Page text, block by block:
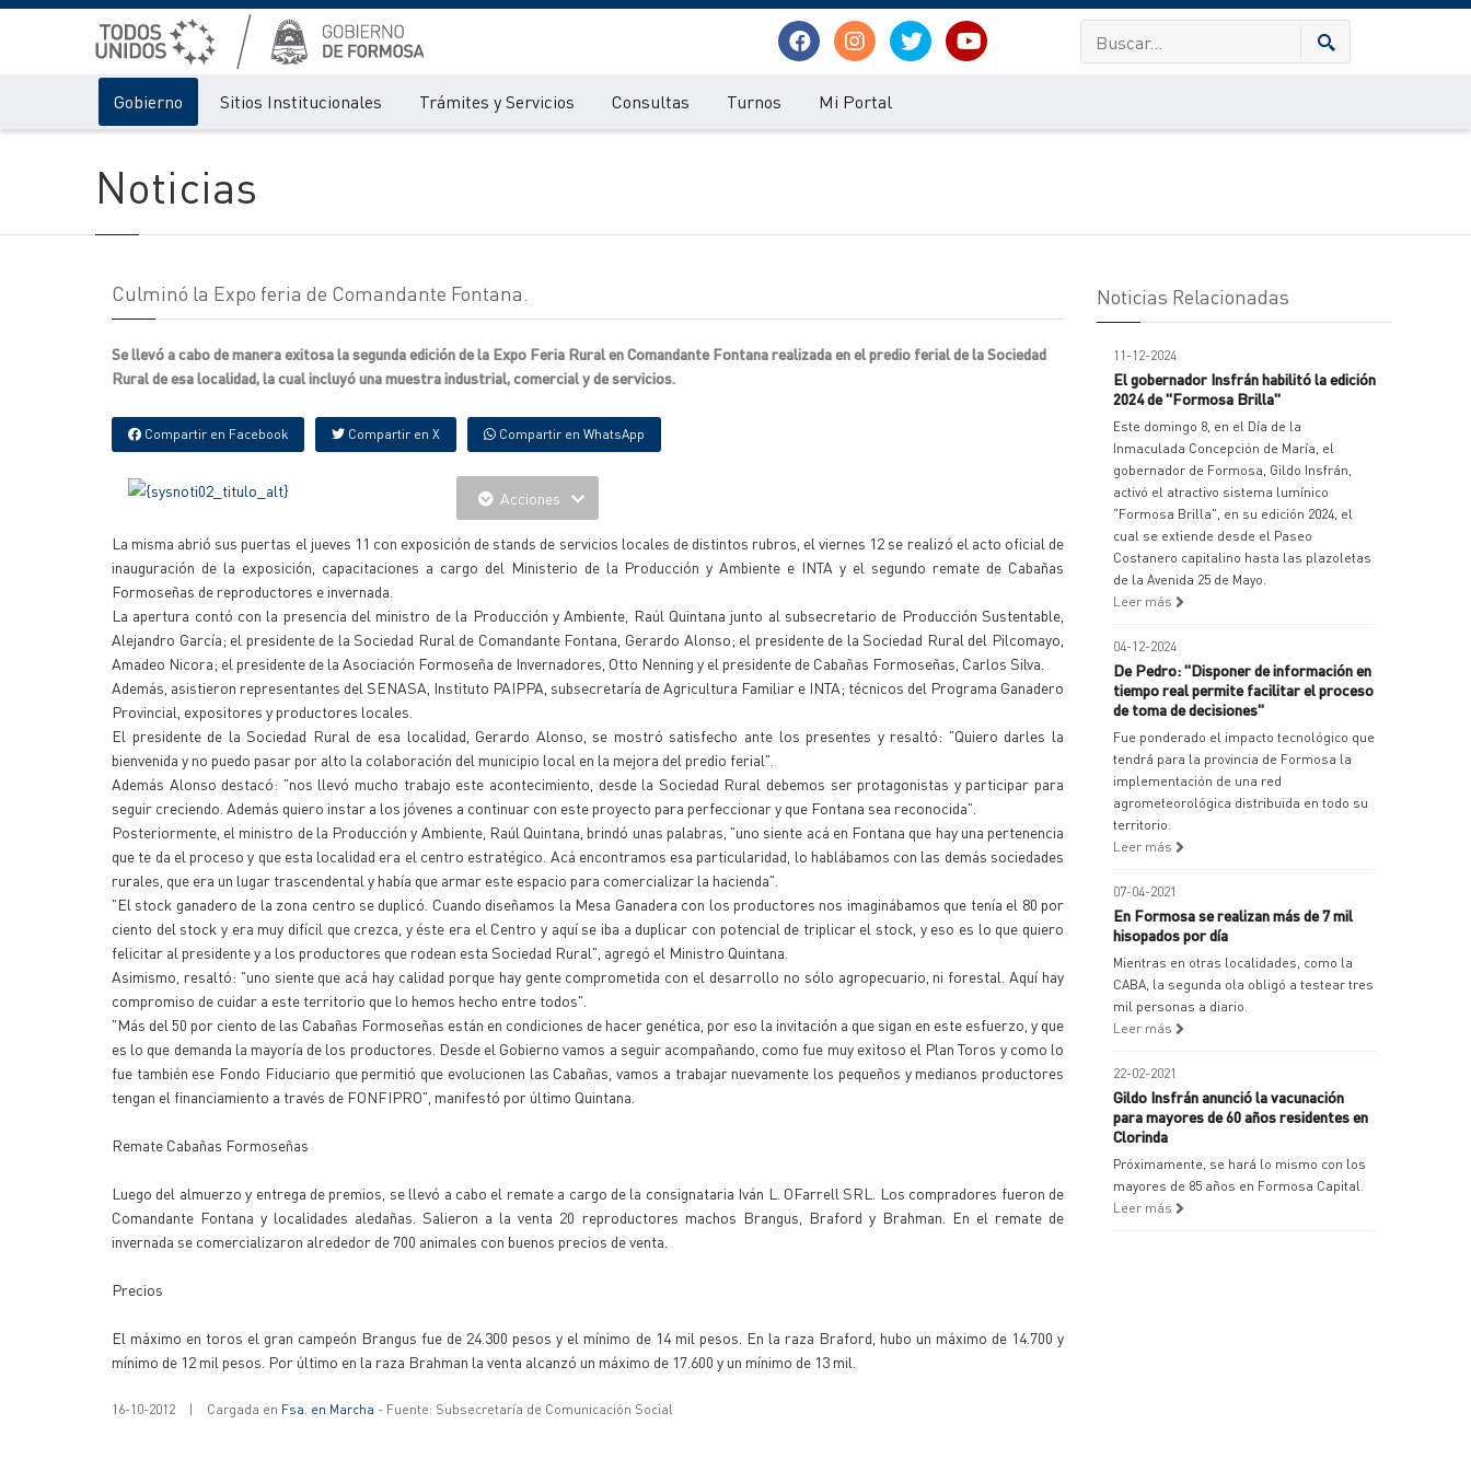
Gobierno Sitios Institucionales Trámites y Servicios Consultas Turnos Mi Portal
Noticias
Culminó la Expo feria de Comandante Fontana.
Se llevó a cabo de manera exitosa la segunda edición de la Expo Feria Rural en Comandante Fontana realizada en el predio ferial de la Sociedad
Rural de esa localidad, la cual incluyó una muestra industrial, comercial y de servicios.
Compartir en Facebook Compartir en X Compartir en WhatsApp
Acciones
La misma abrió sus puertas el jueves 11 con exposición de stands de servicios locales de distintos rubros, el viernes 12 se realizó el acto oficial de
inauguración de la exposición, capacitaciones a cargo del Ministerio de la Producción y Ambiente e INTA y el segundo remate de Cabañas
Formoseñas de reproductores e invernada.
La apertura contó con la presencia del ministro de la Producción y Ambiente, Raúl Quintana junto al subsecretario de Producción Sustentable,
Alejandro García; el presidente de la Sociedad Rural de Comandante Fontana, Gerardo Alonso; el presidente de la Sociedad Rural del Pilcomayo,
Amadeo Nicora; el presidente de la Asociación Formoseña de Invernadores, Otto Nenning y el presidente de Cabañas Formoseñas, Carlos Silva.
Además, asistieron representantes del SENASA, Instituto PAIPPA, subsecretaría de Agricultura Familiar e INTA; técnicos del Programa Ganadero
Provincial, expositores y productores locales.
El presidente de la Sociedad Rural de esa localidad, Gerardo Alonso, se mostró satisfecho ante los presentes y resaltó: "Quiero darles la
bienvenida y no puedo pasar por alto la colaboración del municipio local en la mejora del predio ferial".
Además Alonso destacó: "nos llevó mucho trabajo este acontecimiento, desde la Sociedad Rural debemos ser protagonistas y participar para
seguir creciendo. Además quiero instar a los jóvenes a continuar con este proyecto para perfeccionar y que Fontana sea reconocida".
Posteriormente, el ministro de la Producción y Ambiente, Raúl Quintana, brindó unas palabras, "uno siente acá en Fontana que hay una pertenencia
que te da el proceso y que esta localidad era el centro estratégico. Acá encontramos esa particularidad, lo hablábamos con las demás sociedades
rurales, que era un lugar trascendental y había que armar este espacio para comercializar la hacienda".
"El stock ganadero de la zona centro se duplicó. Cuando diseñamos la Mesa Ganadera con los productores nos imaginábamos que tenía el 80 por
ciento del stock y era muy difícil que crezca, y éste era el Centro y aquí se iba a duplicar con potencial de triplicar el stock, y eso es lo que quiero
felicitar al presidente y a los productores que rodean esta Sociedad Rural", agregó el Ministro Quintana.
Asimismo, resaltó: "uno siente que acá hay calidad porque hay gente comprometida con el desarrollo no sólo agropecuario, ni forestal. Aquí hay
compromiso de cuidar a este territorio que lo hemos hecho entre todos".
"Más del 50 por ciento de las Cabañas Formoseñas están en condiciones de hacer genética, por eso la invitación a que sigan en este esfuerzo, y que
es lo que demanda la mayoría de los productores. Desde el Gobierno vamos a seguir acompañando, como fue muy exitoso el Plan Toros y como lo
fue también ese Fondo Fiduciario que permitió que evolucionen las Cabañas, vamos a trabajar nuevamente los pequeños y medianos productores
tengan el financiamiento a través de FONFIPRO", manifestó por último Quintana.
Remate Cabañas Formoseñas
Luego del almuerzo y entrega de premios, se llevó a cabo el remate a cargo de la consignataria Iván L. OFarrell SRL. Los compradores fueron de
Comandante Fontana y localidades aledañas. Salieron a la venta 20 reproductores machos Brangus, Braford y Brahman. En el remate de
invernada se comercializaron alrededor de 700 animales con buenos precios de venta.
Precios
El máximo en toros el gran campeón Brangus fue de 24.300 pesos y el mínimo de 14 mil pesos. En la raza Braford, hubo un máximo de 14.700 y
mínimo de 12 mil pesos. Por último en la raza Brahman la venta alcanzó un máximo de 17.600 y un mínimo de 13 mil.
16-10-2012 | Cargada en Fsa. en Marcha - Fuente: Subsecretaría de Comunicación Social
Noticias Relacionadas
11-12-2024
El gobernador Insfrán habilitó la edición
2024 de "Formosa Brilla"
Este domingo 8, en el Día de la
Inmaculada Concepción de María, el
gobernador de Formosa, Gildo Insfrán,
activó el atractivo sistema lumínico
"Formosa Brilla", en su edición 2024, el
cual se extiende desde el Paseo
Costanero capitalino hasta las plazoletas
de la Avenida 25 de Mayo.
Leer más
04-12-2024
De Pedro: "Disponer de información en
tiempo real permite facilitar el proceso
de toma de decisiones"
Fue ponderado el impacto tecnológico que
tendrá para la provincia de Formosa la
implementación de una red
agrometeorológica distribuida en todo su
territorio.
Leer más
07-04-2021
En Formosa se realizan más de 7 mil
hisopados por día
Mientras en otras localidades, como la
CABA, la segunda ola obligó a testear tres
mil personas a diario.
Leer más
22-02-2021
Gildo Insfrán anunció la vacunación
para mayores de 60 años residentes en
Clorinda
Próximamente, se hará lo mismo con los
mayores de 85 años en Formosa Capital.
Leer más